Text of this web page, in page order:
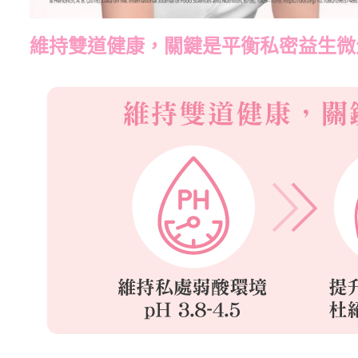
維持雙道健康，關鍵是平衡私密益生